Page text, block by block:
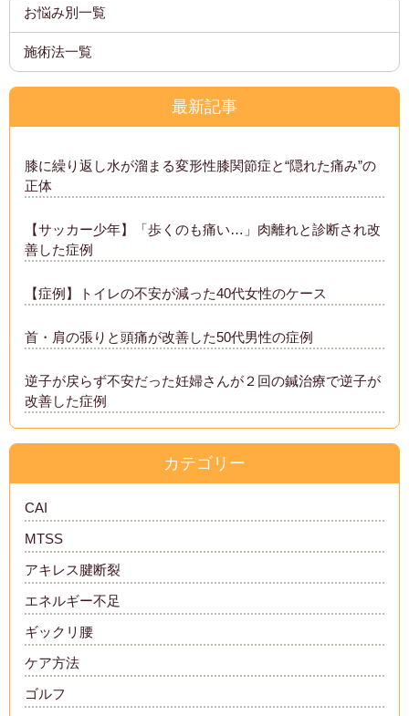
お悩み別一覧
施術法一覧
最新記事
膝に繰り返し水が溜まる変形性膝関節症と“隠れた痛み”の
正体
【サッカー少年】「歩くのも痛い…」肉離れと診断され改
善した症例
【症例】トイレの不安が減った40代女性のケース
首・肩の張りと頭痛が改善した50代男性の症例
逆子が戻らず不安だった妊婦さんが２回の鍼治療で逆子が
改善した症例
カテゴリー
CAI
MTSS
アキレス腱断裂
エネルギー不足
ギックリ腰
ケア方法
ゴルフ